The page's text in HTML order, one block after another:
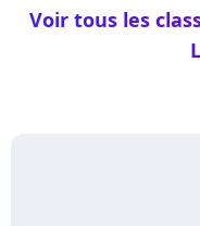
Voir tous les